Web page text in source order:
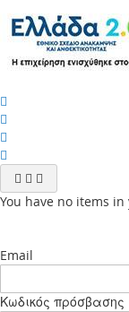
You have no items
Email
Κωδικός πρόσβασης